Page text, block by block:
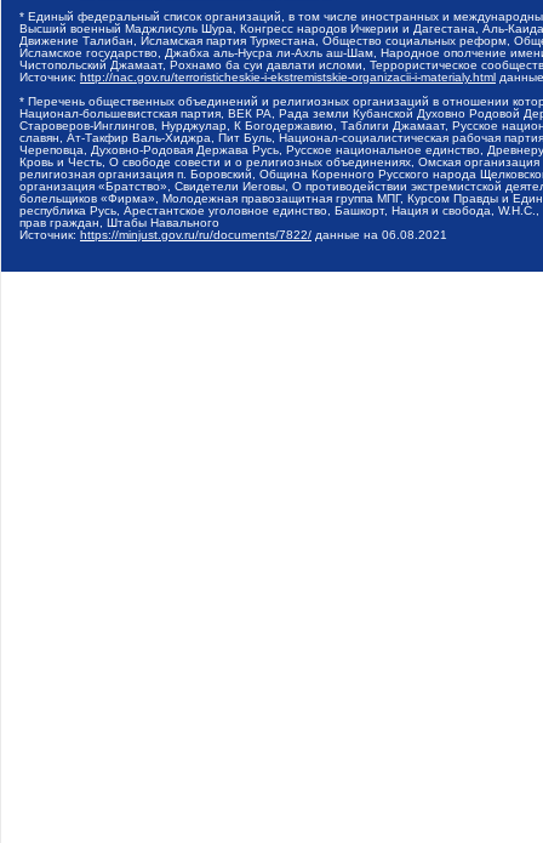
* Единый федеральный список организаций, в том числе иностранных и
Высший военный Маджлисуль Шура, Конгресс народов Ичкерии и Дагестана, Аль-
Движение Талибан, Исламская партия Туркестана, Общество социальных реформ,
Исламское государство, Джабха аль-Нусра ли-Ахль аш-Шам, Народное ополчение
Чистопольский Джамаат, Рохнамо ба суи давлати исломи, Террористическое
Источник: http://nac.gov.ru/terroristicheskie-i-ekstremistskie-organizacii-i-materialy.html
* Перечень общественных объединений и религиозных организаций в отношении
Национал-большевистская партия, ВЕК РА, Рада земли Кубанской Духовно Родовой
Староверов-Инглингов, Нурджулар, К Богодержавию, Таблиги Джамаат, Русское
славян, Ат-Такфир Валь-Хиджра, Пит Буль, Национал-социалистическая рабочая
Череповца, Духовно-Родовая Держава Русь, Русское национальное единство,
Кровь и Честь, О свободе совести и о религиозных объединениях, Омская
религиозная организация п. Боровский, Община Коренного Русского народа
организация «Братство», Свидетели Иеговы, О противодействии экстремистской
болельщиков «Фирма», Молодежная правозащитная группа МПГ, Курсом Правды и
республика Русь, Арестантское уголовное единство, Башкорт, Нация и свобода,
прав граждан, Штабы Навального
Источник: https://minjust.gov.ru/ru/documents/7822/ данные на 06.08.2021